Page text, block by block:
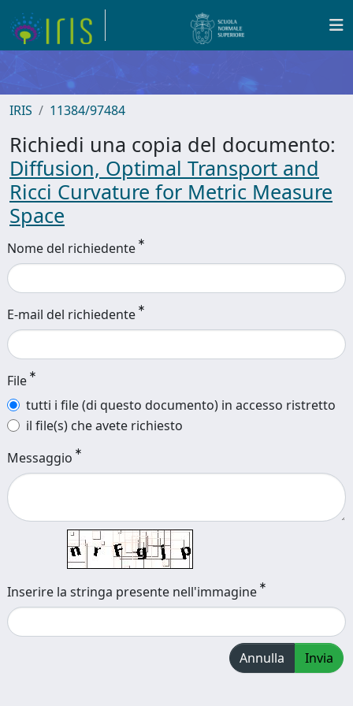
IRIS 11384/97484
Richiedi una copia del documento:
Diffusion, Optimal Transport and
Ricci Curvature for Metric Measure
Space
Nome del richiedente
E-mail del richiedente
File
tutti i file (di questo documento) in accesso ristretto
il file(s) che avete richiesto
Messaggio
Inserire la stringa presente nell'immagine
Annulla Invia